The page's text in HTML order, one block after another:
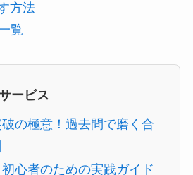
方法
覧
ービス
の極意！過去問で磨く合
心者のための実践ガイド